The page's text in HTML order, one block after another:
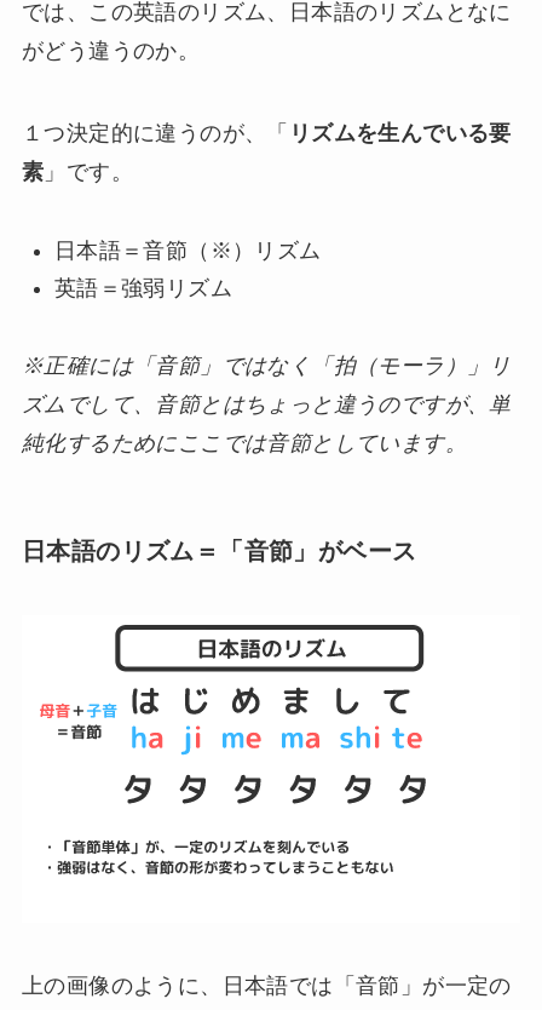
では、この英語のリズム、日本語のリズムとなに
がどう違うのか。
１つ決定的に違うのが、「 リズムを生んでいる要
素 」です。
日本語＝音節（※）リズム
英語＝強弱リズム
※正確には「音節」ではなく「拍（モーラ）」リ
ズムでして、音節とはちょっと違うのですが、単
純化するためにここでは音節としています。
日本語のリズム＝「音節」がベース
上の画像のように、日本語では「音節」が一定の